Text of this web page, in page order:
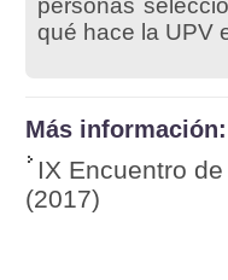
personas
qué hace la UPV
Más información:
IX Encuentro
(2017)